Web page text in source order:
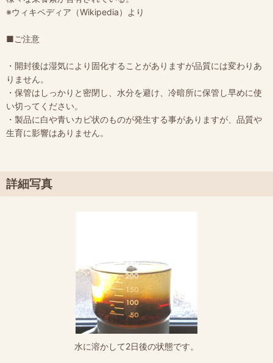
※ウィキペディア（Wikipedia）より
■ご注意
・開封後は湿気により固化することがありますが品質には変わりあ
りません。
・保管はしっかりと密閉し、水分を避け、冷暗所に保管し早めに使
い切ってください。
・製品に白や青いカビ状のものが発生する事がありますが、品質や
生育に影響はありません。
詳細写真
水に溶かして2日後の状態です。